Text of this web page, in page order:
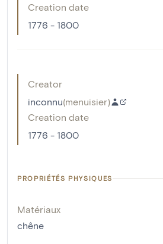
Creation date
1776 - 1800
Creator
inconnu(menuisier)
Creation date
1776 - 1800
PROPRIÉTÉS PHYSIQUES
Matériaux
chêne